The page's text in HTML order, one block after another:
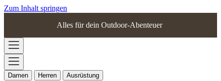
Zum Inhalt springen
Alles für dein Outdoor-Abenteuer
Damen Herren Ausrüstung